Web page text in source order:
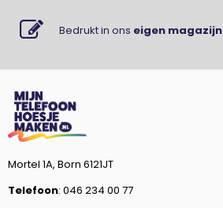
Bedrukt in ons eigen magazijn
Mortel 1A, Born 6121JT
Telefoon: 046 234 00 77